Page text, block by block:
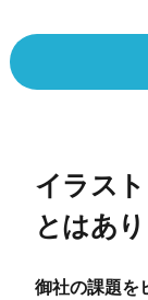
イラス
とはあ
御社の課題を